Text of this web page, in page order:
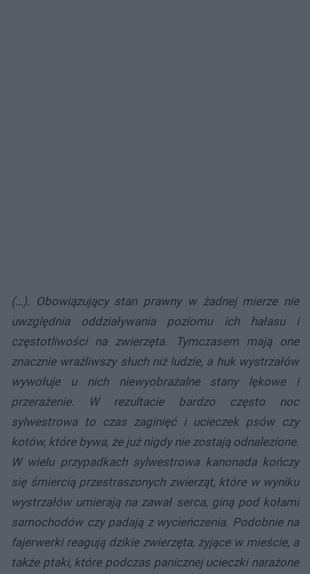
(…). Obowiązujący stan prawny w żadnej mierze nie
uwzględnia oddziaływania poziomu ich hałasu i
częstotliwości na zwierzęta. Tymczasem mają one
znacznie wrażliwszy słuch niż ludzie, a huk wystrzałów
wywołuje u nich niewyobrażalne stany lękowe i
przerażenie. W rezultacie bardzo często noc
sylwestrowa to czas zaginięć i ucieczek psów czy
kotów, które bywa, że już nigdy nie zostają odnalezione.
W wielu przypadkach sylwestrowa kanonada kończy
się śmiercią przestraszonych zwierząt, które w wyniku
wystrzałów umierają na zawał serca, giną pod kołami
samochodów czy padają z wycieńczenia. Podobnie na
fajerwerki reagują dzikie zwierzęta, żyjące w mieście, a
także ptaki, które podczas panicznej ucieczki narażone